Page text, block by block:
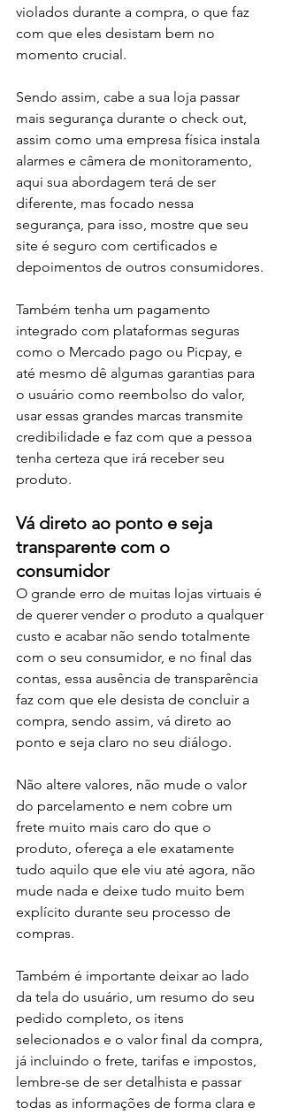
violados durante a compra, o que faz
com que eles desistam bem no
momento crucial.
Sendo assim, cabe a sua loja passar
mais segurança durante o check out,
assim como uma empresa física instala
alarmes e câmera de monitoramento,
aqui sua abordagem terá de ser
diferente, mas focado nessa
segurança, para isso, mostre que seu
site é seguro com certificados e
depoimentos de outros consumidores.
Também tenha um pagamento
integrado com plataformas seguras
como o Mercado pago ou Picpay, e
até mesmo dê algumas garantias para
o usuário como reembolso do valor,
usar essas grandes marcas transmite
credibilidade e faz com que a pessoa
tenha certeza que irá receber seu
produto.
Vá direto ao ponto e seja
transparente com o
consumidor
O grande erro de muitas lojas virtuais é
de querer vender o produto a qualquer
custo e acabar não sendo totalmente
com o seu consumidor, e no final das
contas, essa ausência de transparência
faz com que ele desista de concluir a
compra, sendo assim, vá direto ao
ponto e seja claro no seu diálogo.
Não altere valores, não mude o valor
do parcelamento e nem cobre um
frete muito mais caro do que o
produto, ofereça a ele exatamente
tudo aquilo que ele viu até agora, não
mude nada e deixe tudo muito bem
explícito durante seu processo de
compras.
Também é importante deixar ao lado
da tela do usuário, um resumo do seu
pedido completo, os itens
selecionados e o valor final da compra,
já incluindo o frete, tarifas e impostos,
lembre-se de ser detalhista e passar
todas as informações de forma clara e